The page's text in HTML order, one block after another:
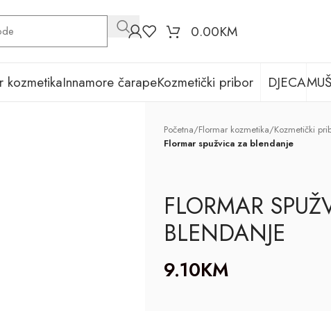
0.00KM
kozmetikaInnamore čarapeKozmetički pribor DJECA
Početna/Flormar kozmetika/Kozmetički
Flormar spužvica za blendanje
FLORMAR
BLENDANJE
9.10KM